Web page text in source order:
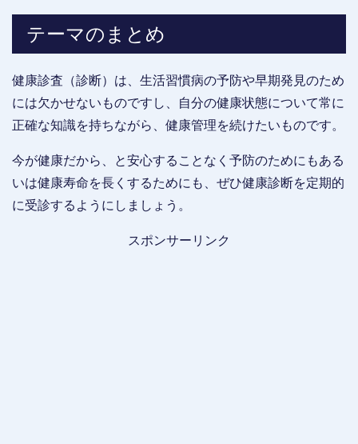
テーマのまとめ
健康診査（診断）は、生活習慣病の予防や早期発見のため
には欠かせないものですし、自分の健康状態について常に
正確な知識を持ちながら、健康管理を続けたいものです。
今が健康だから、と安心することなく予防のためにもある
いは健康寿命を長くするためにも、ぜひ健康診断を定期的
に受診するようにしましょう。
スポンサーリンク